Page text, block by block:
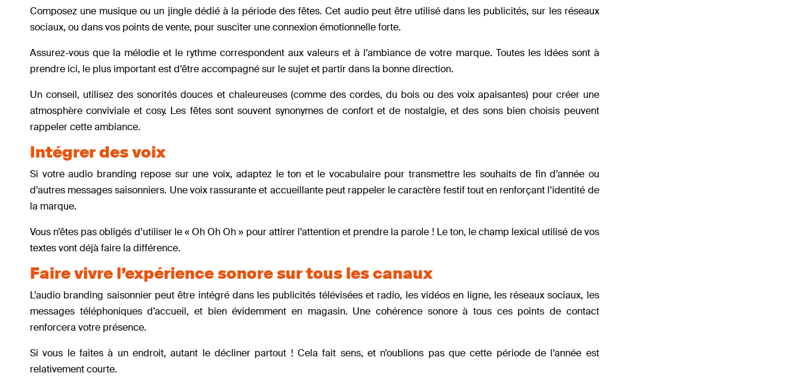
Composez une musique ou un jingle dédié à la période des fêtes. Cet audio peut être utilisé dans les publicités, sur les réseaux
sociaux, ou dans vos points de vente, pour susciter une connexion émotionnelle forte.
Assurez-vous que la mélodie et le rythme correspondent aux valeurs et à l’ambiance de votre marque. Toutes les idées sont à
prendre ici, le plus important est d’être accompagné sur le sujet et partir dans la bonne direction.
Un conseil, utilisez des sonorités douces et chaleureuses (comme des cordes, du bois ou des voix apaisantes) pour créer une
atmosphère conviviale et cosy. Les fêtes sont souvent synonymes de confort et de nostalgie, et des sons bien choisis peuvent
rappeler cette ambiance.
Intégrer des voix
Si votre audio branding repose sur une voix, adaptez le ton et le vocabulaire pour transmettre les souhaits de fin d’année ou
d’autres messages saisonniers. Une voix rassurante et accueillante peut rappeler le caractère festif tout en renforçant l’identité de
la marque.
Vous n’êtes pas obligés d’utiliser le « Oh Oh Oh » pour attirer l’attention et prendre la parole ! Le ton, le champ lexical utilisé de vos
textes vont déjà faire la différence.
Faire vivre l’expérience sonore sur tous les canaux
L’audio branding saisonnier peut être intégré dans les publicités télévisées et radio, les vidéos en ligne, les réseaux sociaux, les
messages téléphoniques d’accueil, et bien évidemment en magasin. Une cohérence sonore à tous ces points de contact
renforcera votre présence.
Si vous le faites à un endroit, autant le décliner partout ! Cela fait sens, et n’oublions pas que cette période de l’année est
relativement courte.